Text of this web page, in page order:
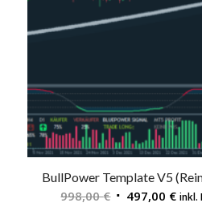
BullPower Template V5
998,00€ Ursprünglicher
497,00 € inkl.